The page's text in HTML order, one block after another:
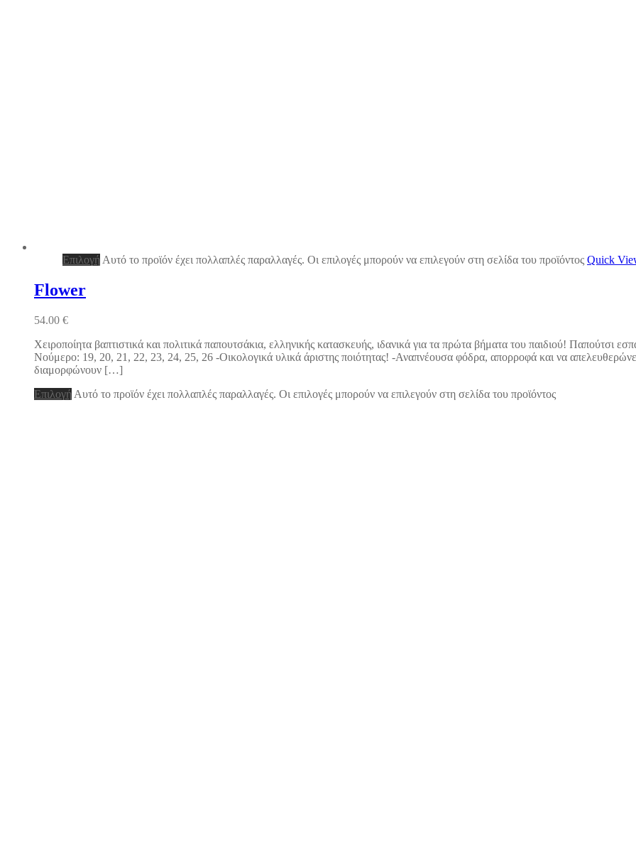
Επιλογή Αυτό το προϊόν έχει πολλαπλές παραλλαγές. Οι επιλογές μπορούν να επιλεγούν στη σελίδα του προϊόντος Quick
Flower
54.00 €
Χειροποίητα βαπτιστικά και πολιτικά παπουτσάκια, ελληνικής κατασκευής, ιδανικά για τα πρώτα βήματα του παιδιού! Παπούτσι
Νούμερο: 19, 20, 21, 22, 23, 24, 25, 26 -Οικολογικά υλικά άριστης ποιότητας! -Αναπνέουσα φόδρα, απορροφά και να
διαμορφώνουν […]
Επιλογή Αυτό το προϊόν έχει πολλαπλές παραλλαγές. Οι επιλογές μπορούν να επιλεγούν στη σελίδα του προϊόντος